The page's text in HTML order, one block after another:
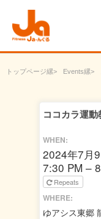
トップページ Events
ココカラ運動
WHEN:
2024年7月
7:30 PM –
Repeats
WHERE:
ゆアシス東郷